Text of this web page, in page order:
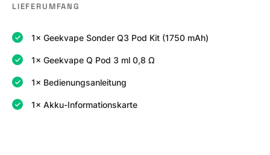
LIEFERUMFANG
1× Geekvape Sonder Q3 Pod Kit (1750 mAh)
1× Geekvape Q Pod 3 ml 0,8 Ω
1× Bedienungsanleitung
1× Akku-Informationskarte